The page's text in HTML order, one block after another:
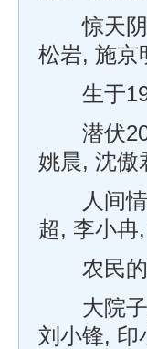
惊天阴
松岩, 施京
生于
潜伏
姚晨, 沈傲
人间情
超, 李小冉
农民的
大院子
刘小锋, 印